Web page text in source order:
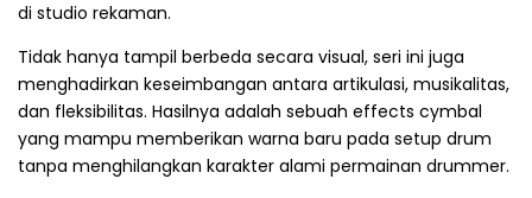
di studio rekaman.
Tidak hanya tampil berbeda secara visual, seri ini juga
menghadirkan keseimbangan antara artikulasi, musikalitas,
dan fleksibilitas. Hasilnya adalah sebuah effects cymbal
yang mampu memberikan warna baru pada setup drum
tanpa menghilangkan karakter alami permainan drummer.